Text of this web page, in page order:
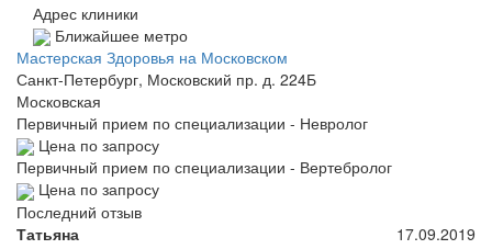
Адрес клиники
Ближайшее метро
Мастерская Здоровья на Московском
Санкт-Петербург, Московский пр. д. 224Б
Московская
Первичный прием по специализации - Невролог
Цена по запросу
Первичный прием по специализации - Вертебролог
Цена по запросу
Последний отзыв
Татьяна
17.09.2019